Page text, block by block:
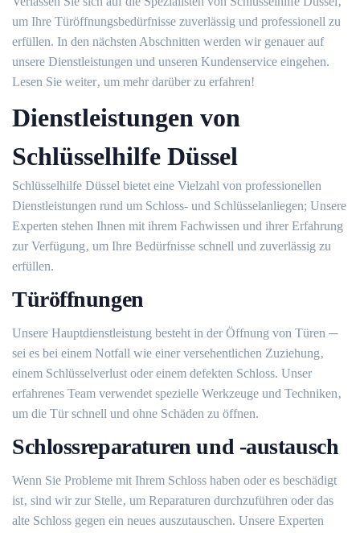
um Ihre Türöffnungsbedürfnisse zuverlässig und professionell zu
erfüllen.​ In den nächsten Abschnitten werden wir genauer auf
unsere Dienstleistungen und unseren Kundenservice eingehen.​
Lesen Sie weiter‚ um mehr darüber zu erfahren!
Dienstleistungen von
Schlüsselhilfe Düssel
Schlüsselhilfe Düssel bietet eine Vielzahl von professionellen
Dienstleistungen rund um Schloss- und Schlüsselanliegen; Unsere
Experten stehen Ihnen mit ihrem Fachwissen und ihrer Erfahrung
zur Verfügung‚ um Ihre Bedürfnisse schnell und zuverlässig zu
erfüllen.
Türöffnungen
Unsere Hauptdienstleistung besteht in der Öffnung von Türen ─
sei es bei einem Notfall wie einer versehentlichen Zuziehung‚
einem Schlüsselverlust oder einem defekten Schloss. Unser
erfahrenes Team verwendet spezielle Werkzeuge und Techniken‚
um die Tür schnell und ohne Schäden zu öffnen.​
Schlossreparaturen und -austausch
Wenn Sie Probleme mit Ihrem Schloss haben oder es beschädigt
ist‚ sind wir zur Stelle‚ um Reparaturen durchzuführen oder das
alte Schloss gegen ein neues auszutauschen.​ Unsere Experten